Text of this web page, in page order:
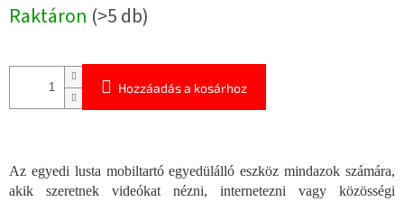
Raktáron (>5 db)
Hozzáadás a kosárhoz
Az egyedi lusta mobiltartó egyedülálló eszköz mindazok számára,
akik szeretnek videókat nézni, internetezni vagy közösségi